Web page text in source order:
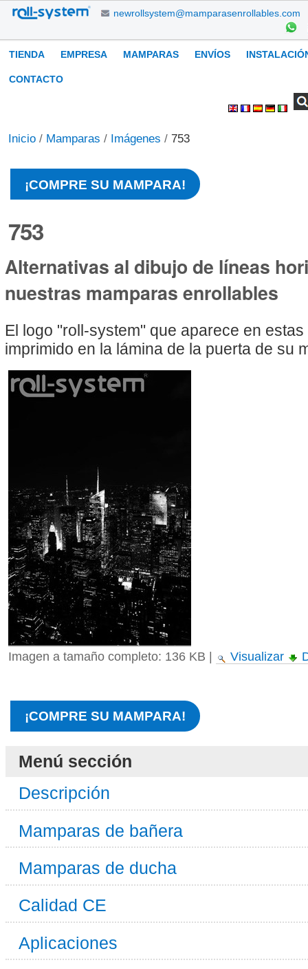
Cambiar
contenido.
Saltar
newrollsystem@mamparasenrollables.com
Navegación
TIENDA EMPRESA MAMPARAS ENVÍOS
CONTACTO
Inicio / Mamparas / Imágenes / 753
¡COMPRE SU MAMPARA!
753
Alternativas al dibujo de líneas
nuestras mamparas enrollables
El logo "roll-system" que aparece en
imprimido en la lámina de la puerta de su
Imagen a tamaño completo: 136 KB Visualizar
¡COMPRE SU MAMPARA!
Menú sección
Descripción
Mamparas de bañera
Mamparas de ducha
Calidad CE
Aplicaciones